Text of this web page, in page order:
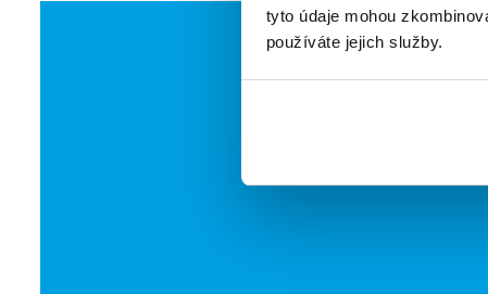
tyto údaje mohou
používáte jejich služby.